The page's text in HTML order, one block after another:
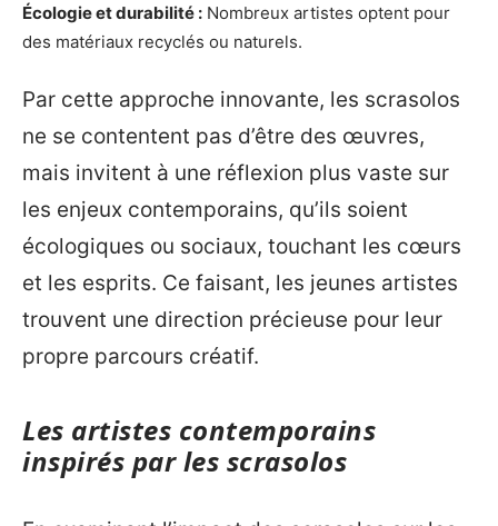
Écologie et durabilité : Nombreux artistes optent pour
des matériaux recyclés ou naturels.
Par cette approche innovante, les scrasolos
ne se contentent pas d’être des œuvres,
mais invitent à une réflexion plus vaste sur
les enjeux contemporains, qu’ils soient
écologiques ou sociaux, touchant les cœurs
et les esprits. Ce faisant, les jeunes artistes
trouvent une direction précieuse pour leur
propre parcours créatif.
Les artistes contemporains
inspirés par les scrasolos